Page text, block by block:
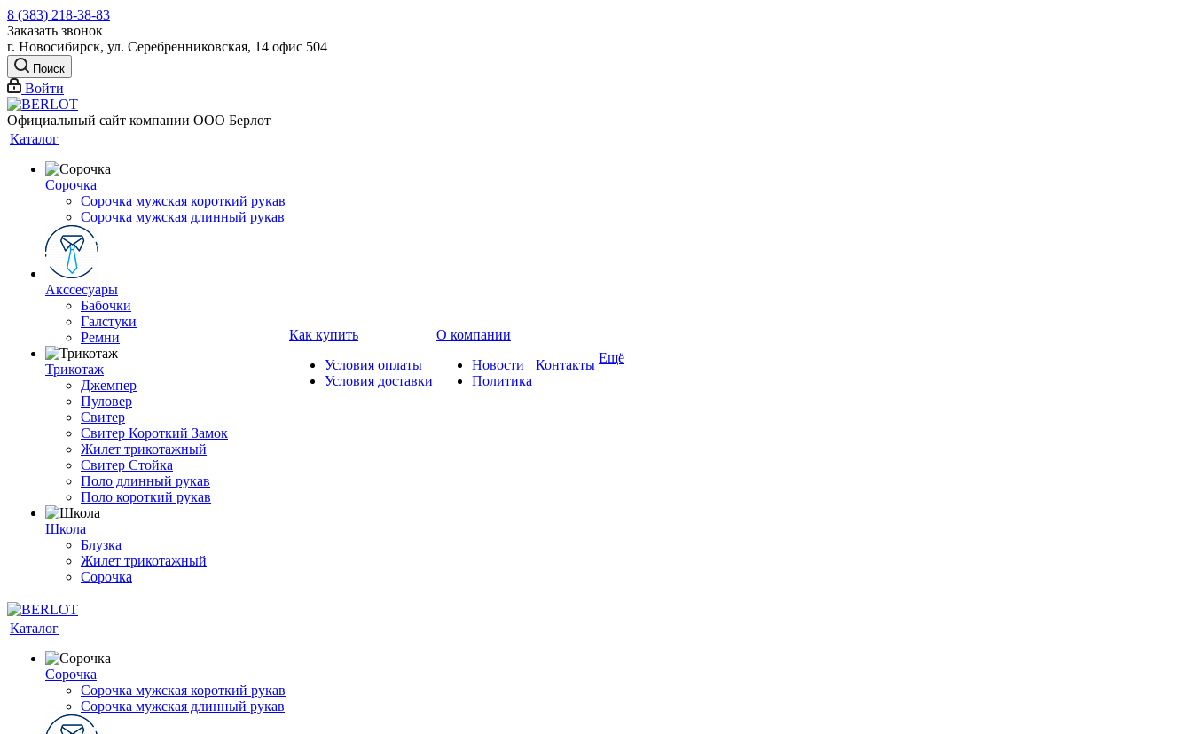
8 (383) 218-38-83
Заказать звонок
г. Новосибирск, ул. Серебренниковская, 14 офис 504
Поиск
Войти
Официальный сайт компании ООО Берлот
Каталог
Сорочка
Сорочка мужская короткий рукав
Сорочка мужская длинный рукав
Акссесуары
Бабочки
Галстуки
Ремни
Трикотаж
Джемпер
Пуловер
Свитер
Свитер Короткий Замок
Жилет трикотажный
Свитер Стойка
Поло длинный рукав
Поло короткий рукав
Школа
Блузка
Жилет трикотажный
Сорочка
Как купить
Условия оплаты
Условия доставки
О компании
Новости
Политика
Контакты Ещё
Каталог
Сорочка
Сорочка мужская короткий рукав
Сорочка мужская длинный рукав